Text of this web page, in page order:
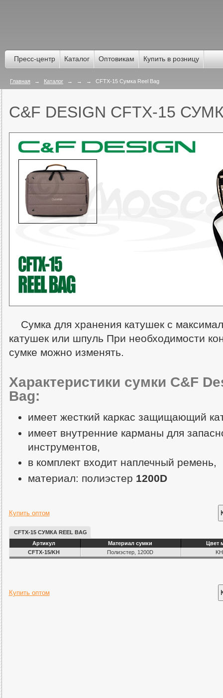
Пресс-центр Каталог Оптовикам Купить в розницу
Главная → Каталог → → → CFTX-15 Сумка Reel Bag
C&F DESIGN CFTX-15
Сумка для хранения катушек с
катушек или шпуль При необходимости
сумке можно изменять.
Характеристики сумки C&F
Bag:
имеет жесткий каркас защищающий
имеет внутренние карманы для
инструментов,
в комплект входит наплечный ремень,
материал: полиэстер 1200D
Купить оптом
CFTX-15 СУМКА REEL BAG
Артикул
Материал сумки
Цвет
CFTX-15/KH
Полиэстер, 1200D
Купить оптом